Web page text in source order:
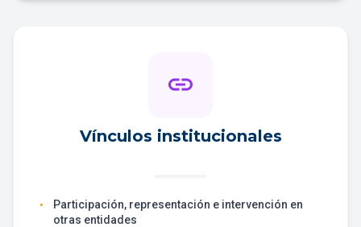
link
Vínculos institucionales
•
Participación, representación e intervención en
otras entidades